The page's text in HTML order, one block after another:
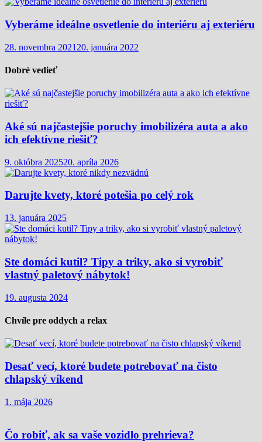
Vyberáme ideálne osvetlenie do interiéru aj exteriéru
28. novembra 2021 20. januára 2022
Dobré vedieť
Aké sú najčastejšie poruchy imobilizéra auta a ako
ich efektívne riešiť?
9. októbra 202520. apríla 2026
Darujte kvety, ktoré potešia po celý rok
13. januára 2025
Ste domáci kutil? Tipy a triky, ako si vyrobiť
vlastný paletový nábytok!
19. augusta 2024
Chvíle pre oddych a relax
Desať vecí, ktoré budete potrebovať na čisto
chlapský víkend
1. mája 2026
Čo robiť, ak sa vaše vozidlo prehrieva?